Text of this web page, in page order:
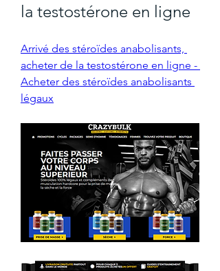
la testostérone en ligne
Arrivé des stéroïdes anabolisants,
acheter de la testostérone en ligne -
Acheter des stéroïdes anabolisants
légaux